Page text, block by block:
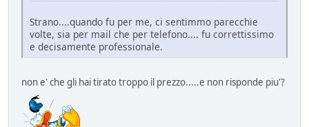
Strano....quando fu per me, ci sentimmo parecchie
volte, sia per mail che per telefono.... fu correttissimo
e decisamente professionale.
non e' che gli hai tirato troppo il prezzo.....e non risponde piu'?